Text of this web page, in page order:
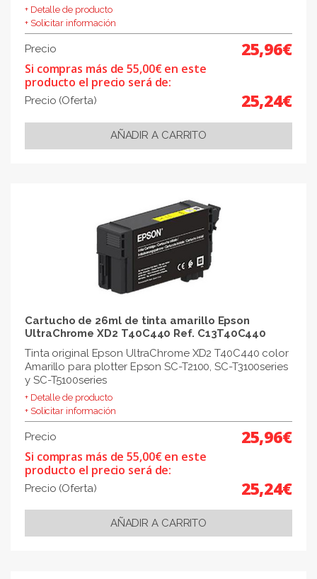
+ Detalle de producto
+ Solicitar información
Precio 25,96€
Si compras más de 55,00€ en este
producto el precio será de:
Precio (Oferta) 25,24€
Cartucho de 26ml de tinta amarillo Epson
UltraChrome XD2 T40C440 Ref. C13T40C440
Tinta original Epson UltraChrome XD2 T40C440 color
Amarillo para plotter Epson SC-T2100, SC-T3100series
y SC-T5100series
+ Detalle de producto
+ Solicitar información
Precio 25,96€
Si compras más de 55,00€ en este
producto el precio será de:
Precio (Oferta) 25,24€